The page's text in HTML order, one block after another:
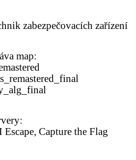
zabezpečovacích zařízení
map:
Capture the Flag